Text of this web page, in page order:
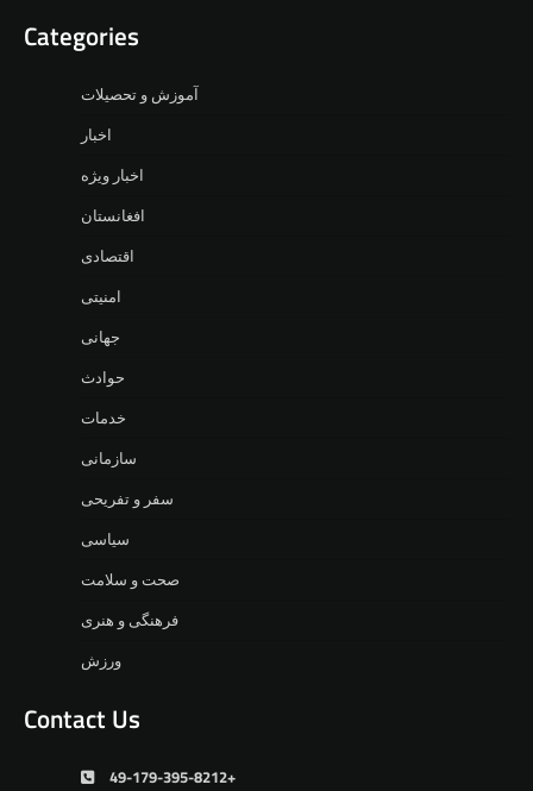
Categories
آموزش و تحصیلات
اخبار
اخبار ویژه
افغانستان
اقتصادی
امنیتی
جهانی
حوادث
خدمات
سازمانی
سفر و تفریحی
سیاسی
صحت و سلامت
فرهنگی و هنری
ورزش
Contact Us
49-179-395-8212+